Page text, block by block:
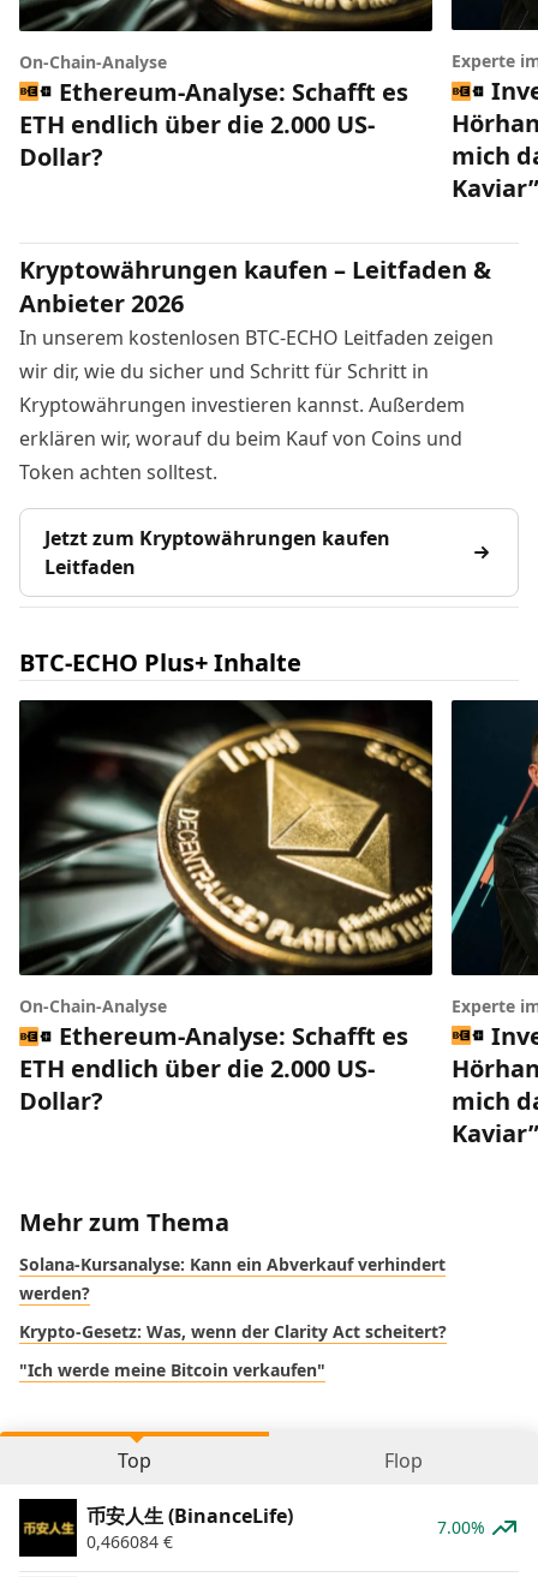
On-Chain-Analyse
Ethereum-Analyse: Schafft es
ETH endlich über die 2.000 US-
Dollar?
Experte
mich
Kaviar”
Kryptowährungen kaufen – Leitfaden &
Anbieter 2026
In unserem kostenlosen BTC-ECHO Leitfaden zeigen
wir dir, wie du sicher und Schritt für Schritt in
Kryptowährungen investieren kannst. Außerdem
erklären wir, worauf du beim Kauf von Coins und
Token achten solltest.
Jetzt zum Kryptowährungen kaufen
Leitfaden
BTC-ECHO Plus+ Inhalte
On-Chain-Analyse
Ethereum-Analyse: Schafft es
ETH endlich über die 2.000 US-
Dollar?
Experte
mich
Kaviar”
Mehr zum Thema
Solana-Kursanalyse: Kann ein Abverkauf verhindert
werden?
Krypto-Gesetz: Was, wenn der Clarity Act scheitert?
"Ich werde meine Bitcoin verkaufen"
Top Flop
币安人生 (BinanceLife)
0,466084 €
7.00%